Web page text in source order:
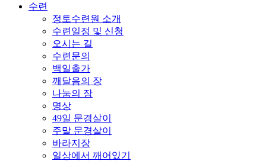
수련
정토수련원 소개
수련일정 및 신청
오시는 길
수련문의
백일출가
깨달음의 장
나눔의 장
명상
49일 문경살이
주말 문경살이
바라지장
일상에서 깨어있기